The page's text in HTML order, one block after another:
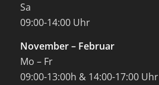
Sa
09:00-14:00 Uhr
November – Februar
Mo – Fr
09:00-13:00h & 14:00-17:00 Uhr